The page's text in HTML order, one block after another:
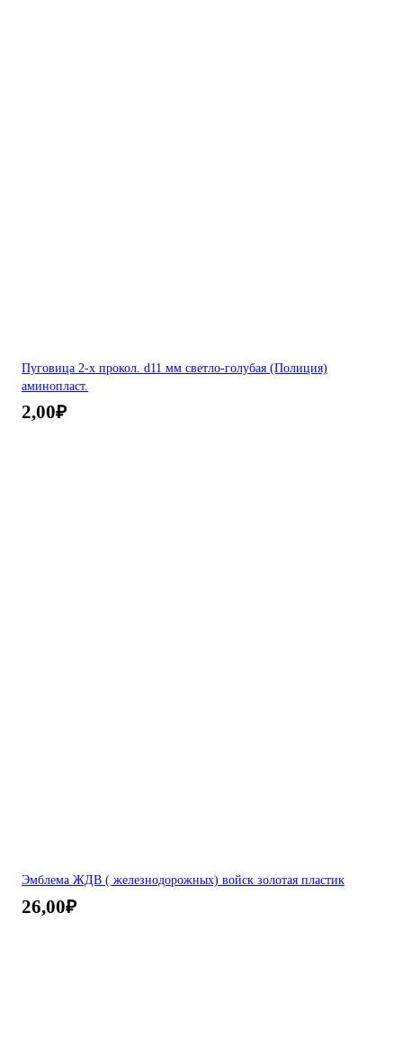
Пуговица 2-х прокол. d11 мм светло-голубая (Полиция)
аминопласт.
2,00₽
Эмблема ЖДВ ( железнодорожных) войск золотая пластик
26,00₽